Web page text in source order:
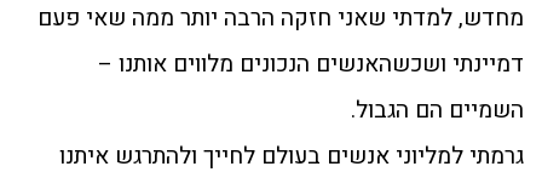
מחדש, למדתי שאני חזקה הרבה יותר ממה שאי פעם
דמיינתי ושכשהאנשים הנכונים מלווים אותנו –
השמיים הם הגבול.
גרמתי למליוני אנשים בעולם לחייך ולהתרגש איתנו